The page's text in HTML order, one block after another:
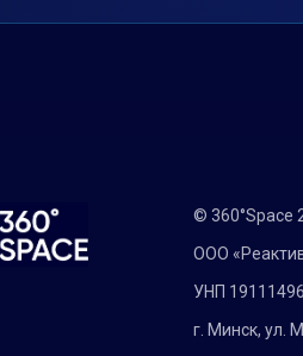
© 360°Space
ООО
УНП
г. Минск, ул.